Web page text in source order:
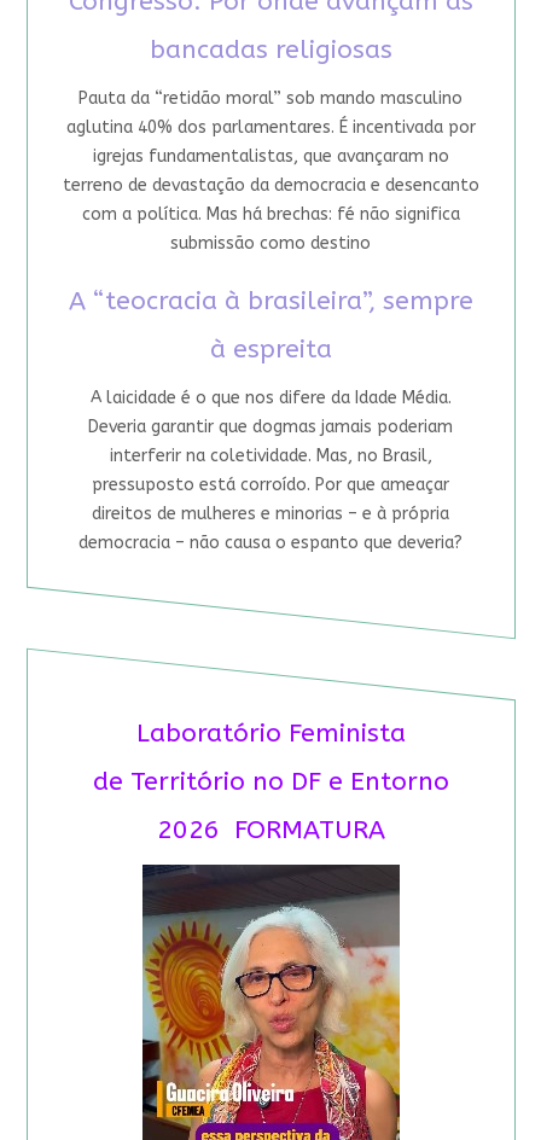
bancadas religiosas
Pauta da “retidão moral” sob mando masculino
aglutina 40% dos parlamentares. É incentivada por
igrejas fundamentalistas, que avançaram no
terreno de devastação da democracia e desencanto
com a política. Mas há brechas: fé não significa
submissão como destino
A “teocracia à brasileira”, sempre
à espreita
A laicidade é o que nos difere da Idade Média.
Deveria garantir que dogmas jamais poderiam
interferir na coletividade. Mas, no Brasil,
pressuposto está corroído. Por que ameaçar
direitos de mulheres e minorias – e à própria
democracia – não causa o espanto que deveria?
Laboratório Feminista
de Território no DF e Entorno
2026 FORMATURA